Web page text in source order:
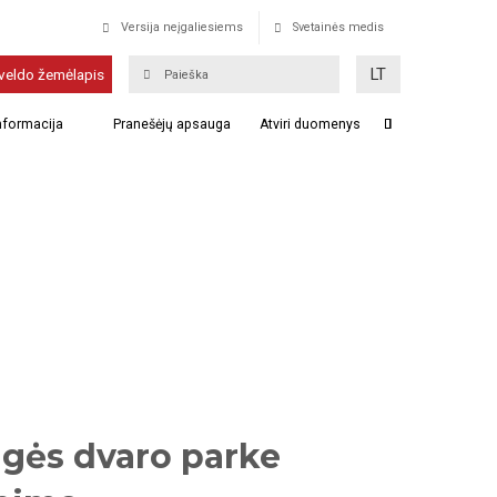
Versija neįgaliesiems Svetainės medis
žemėlapis LT
Pranešėjų apsauga Atviri duomenys
dvaro parke